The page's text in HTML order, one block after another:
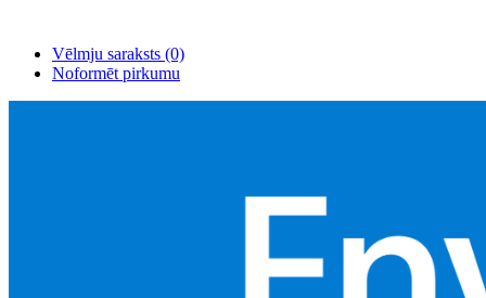
Vēlmju saraksts (0)
Noformēt pirkumu